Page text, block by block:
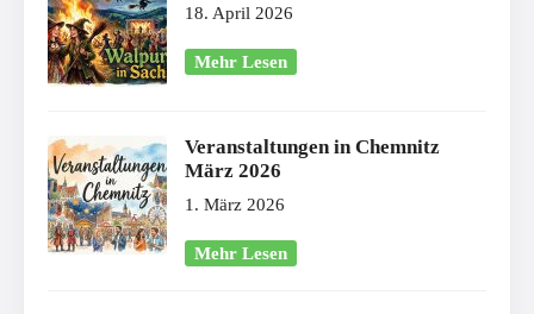
18. April 2026
Mehr Lesen
Veranstaltungen in Chemnitz
März 2026
1. März 2026
Mehr Lesen